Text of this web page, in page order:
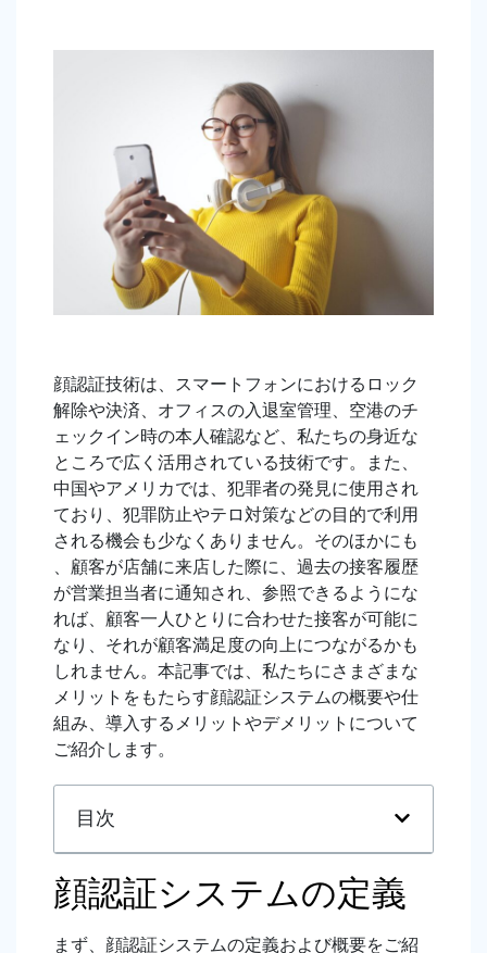
顔認証技術は、スマートフォンにおけるロック
解除や決済、オフィスの入退室管理、空港のチ
ェックイン時の本人確認など、私たちの身近な
ところで広く活用されている技術です。また、
中国やアメリカでは、犯罪者の発見に使用され
ており、犯罪防止やテロ対策などの目的で利用
される機会も少なくありません。そのほかにも
、顧客が店舗に来店した際に、過去の接客履歴
が営業担当者に通知され、参照できるようにな
れば、顧客一人ひとりに合わせた接客が可能に
なり、それが顧客満足度の向上につながるかも
しれません。本記事では、私たちにさまざまな
メリットをもたらす顔認証システムの概要や仕
組み、導入するメリットやデメリットについて
ご紹介します。
目次
顔認証システムの定義
まず、顔認証システムの定義および概要をご紹